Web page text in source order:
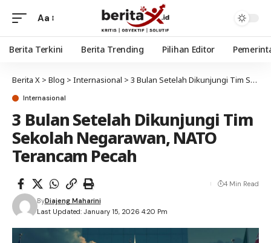
Aa
Berita Terkini Berita Trending Pilihan Editor
Berita X > Blog > Internasional > 3 Bulan Setelah Dikunjungi Tim Sekolah Negarawan, NATO Terancam Pecah
Internasional
3 Bulan Setelah Dikunjungi Tim
Sekolah Negarawan, NATO
Terancam Pecah
Last Updated: January 15, 2026 4:20 Pm
ByDiajeng Maharini
4 Min Read